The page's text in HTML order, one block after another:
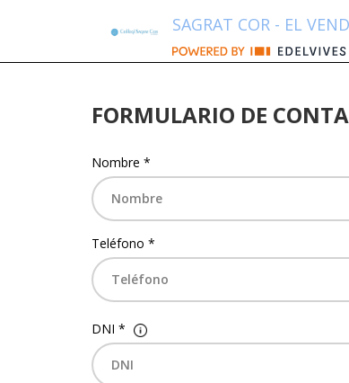
SAGRAT COR - EL
FORMULARIO DE
Nombre *
Teléfono *
DNI *